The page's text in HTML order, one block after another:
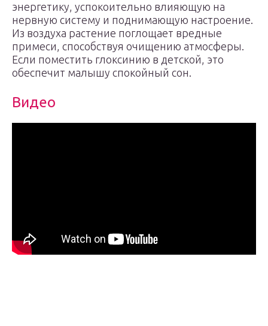
энергетику, успокоительно влияющую на
нервную систему и поднимающую настроение.
Из воздуха растение поглощает вредные
примеси, способствуя очищению атмосферы.
Если поместить глоксинию в детской, это
обеспечит малышу спокойный сон.
Видео